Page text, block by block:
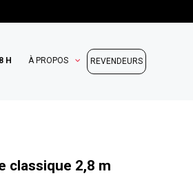
H À PROPOS REVENDEURS
classique 2,8 m